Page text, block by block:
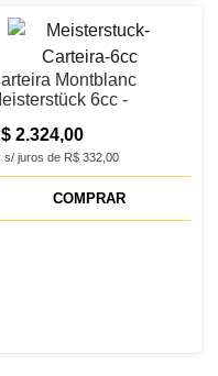
Montblanc
6cc -
s/ juros de R$ 332,00
2.324,00
COMPRAR